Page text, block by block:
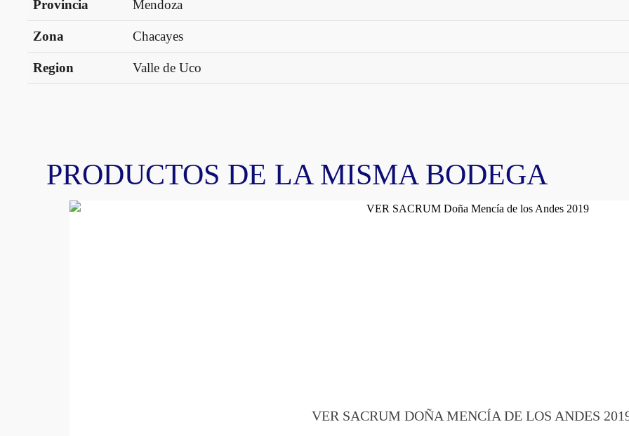
Provincia Mendoza
Zona Chacayes
Region Valle de Uco
PRODUCTOS DE LA MISMA BODEGA
VER SACRUM DOÑA MENCÍA DE LOS ANDES